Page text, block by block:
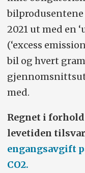
2021 ut med en
(‘excess
bil og hvert
med.
Regnet i
levetiden
engangsavgift
CO2.